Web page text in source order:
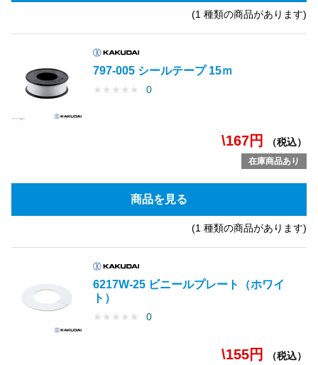
(1 種類の商品があります)
797-005 シールテープ 15ｍ
★ ★ ★ ★ ★ 0
\167円 （税込）
在庫商品あり
商品を見る
(1 種類の商品があります)
6217W-25 ビニールプレート（ホワイ
ト）
★ ★ ★ ★ ★ 0
\155円 （税込）